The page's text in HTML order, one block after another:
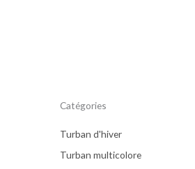
Catégories
Turban d'hiver
Turban multicolore